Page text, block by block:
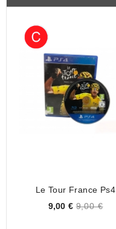
Le Tour France Ps4
Price
9,00 € 9,00 €